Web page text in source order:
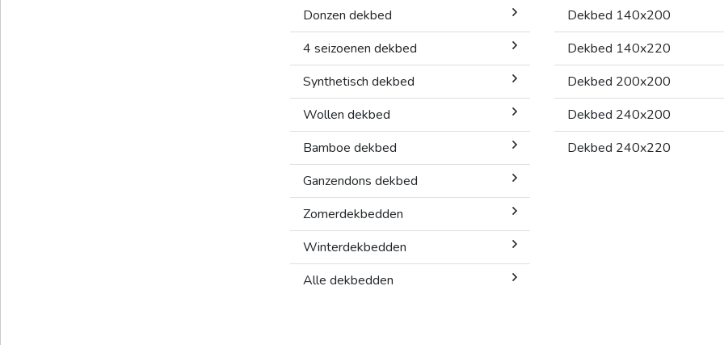
Donzen dekbed
4 seizoenen dekbed
Synthetisch dekbed
Wollen dekbed
Bamboe dekbed
Ganzendons dekbed
Zomerdekbedden
Winterdekbedden
Alle dekbedden
Dekbed 140x200
Dekbed 140x220
Dekbed 200x200
Dekbed 240x200
Dekbed 240x220